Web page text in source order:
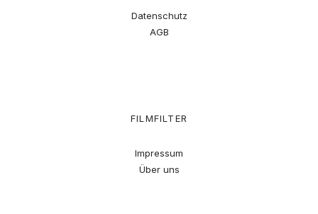
Datenschutz
AGB
FILMFILTER
Impressum
Über uns